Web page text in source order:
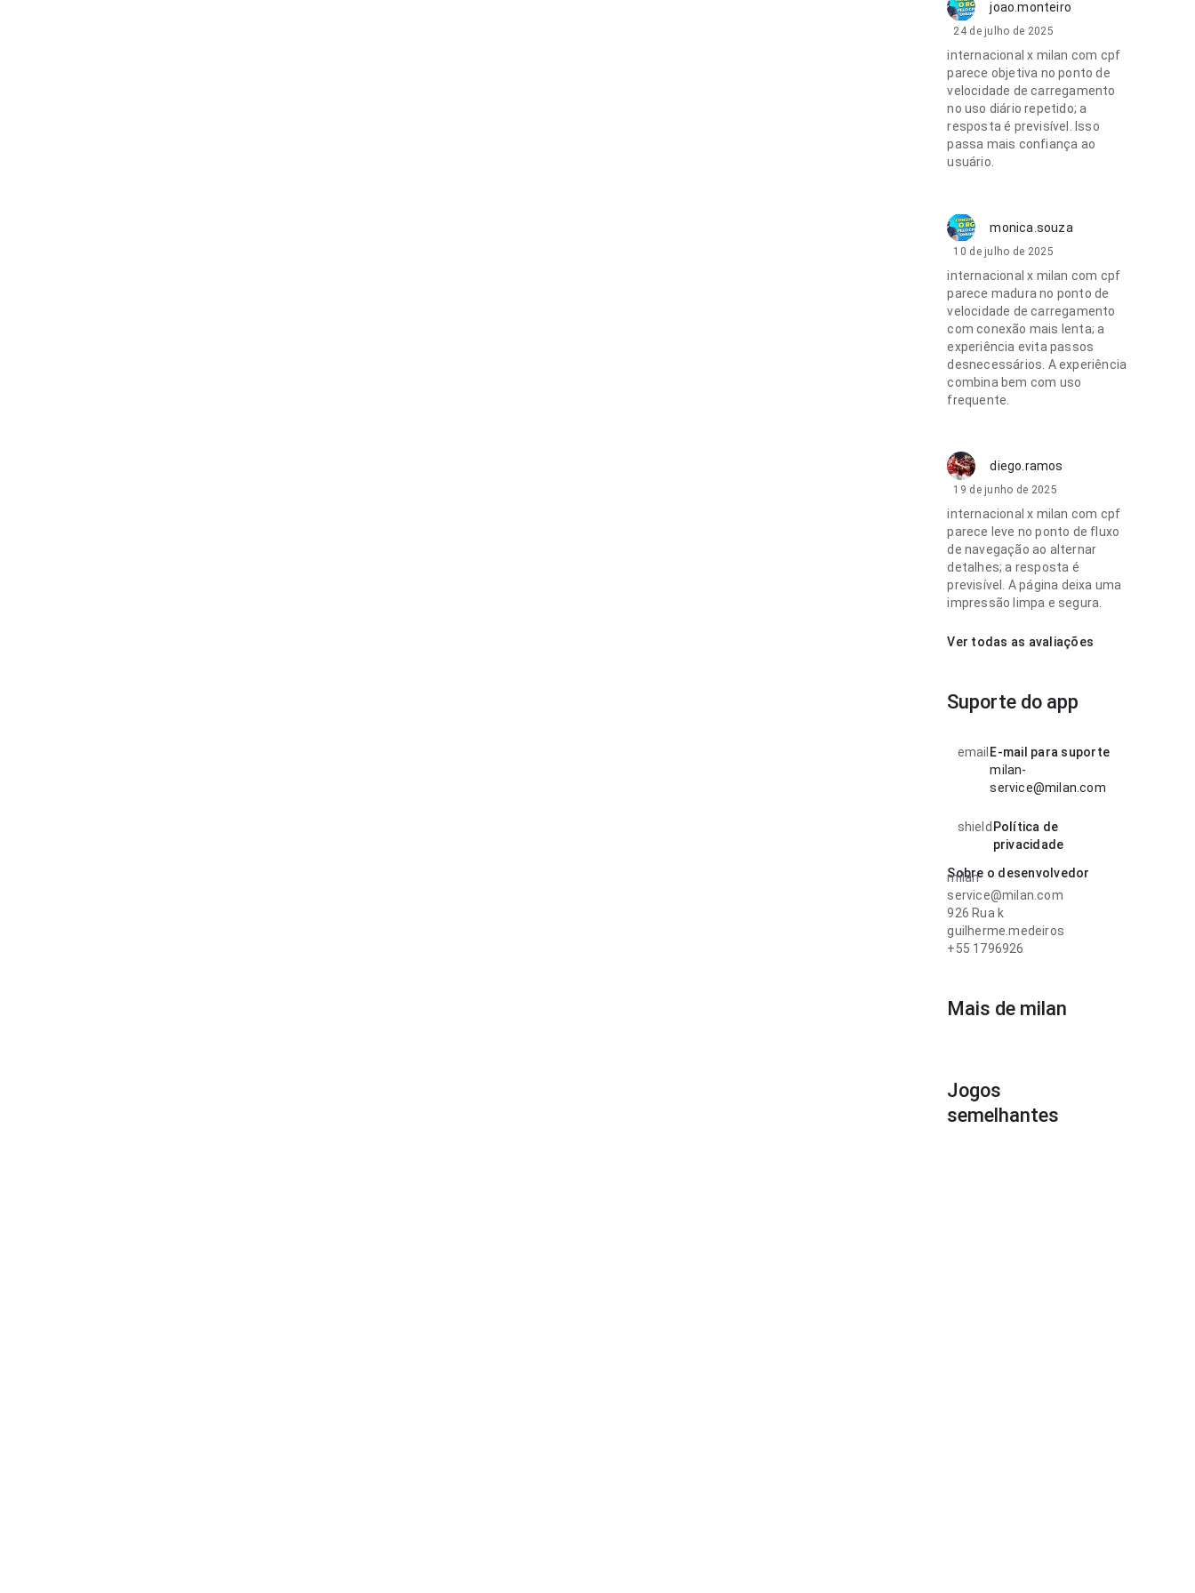
joao.monteiro
24 de julho de 2025
internacional x milan com cpf
parece objetiva no ponto de
velocidade de carregamento
no uso diário repetido; a
resposta é previsível. Isso
passa mais confiança ao
usuário.
monica.souza
10 de julho de 2025
internacional x milan com cpf
parece madura no ponto de
velocidade de carregamento
com conexão mais lenta; a
experiência evita passos
desnecessários. A experiência
combina bem com uso
frequente.
diego.ramos
19 de junho de 2025
internacional x milan com cpf
parece leve no ponto de fluxo
de navegação ao alternar
detalhes; a resposta é
previsível. A página deixa uma
impressão limpa e segura.
Ver todas as avaliações
Suporte do app
email E-mail para suporte
milan-
service@milan.com
shield Política de
privacidade
Sobre o desenvolvedor
milan
service@milan.com
926 Rua k
guilherme.medeiros
+55 1796926
Mais de milan
Jogos
semelhantes